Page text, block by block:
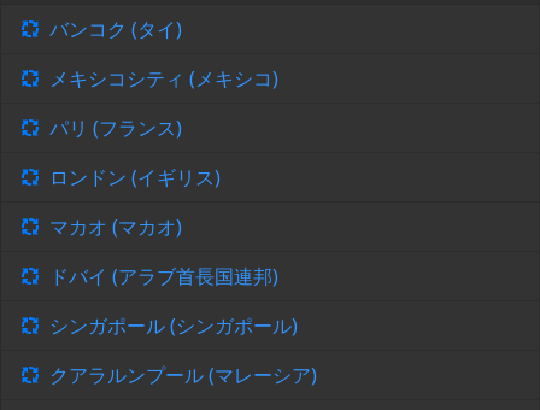
バンコク (タイ)
メキシコシティ (メキシコ)
パリ (フランス)
ロンドン (イギリス)
マカオ (マカオ)
ドバイ (アラブ首長国連邦)
シンガポール (シンガポール)
クアラルンプール (マレーシア)